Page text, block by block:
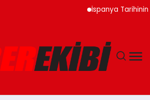
İspanya Tarihinin En